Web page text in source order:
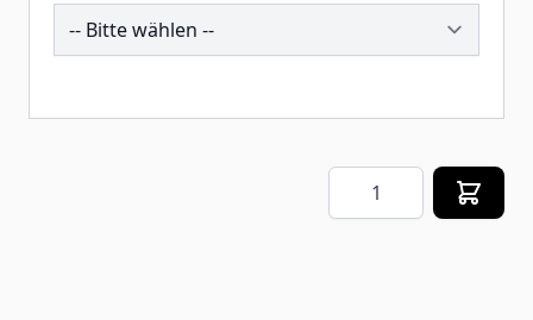
259855
Menge